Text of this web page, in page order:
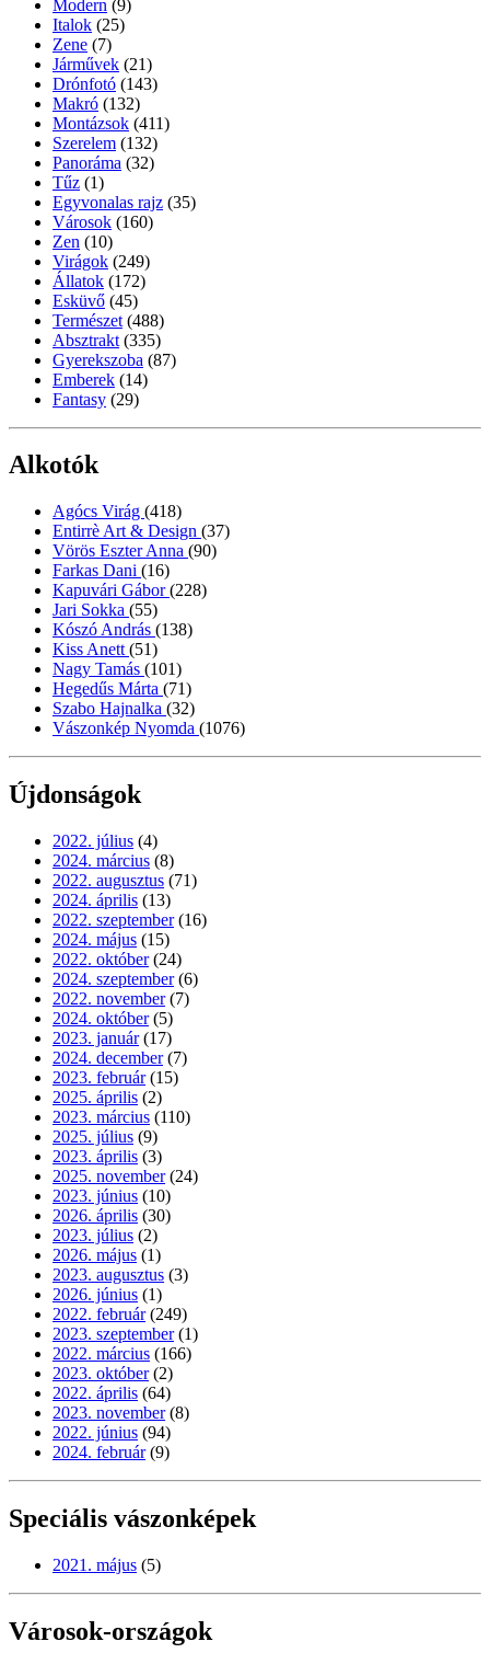
Modern (9)
Italok (25)
Zene (7)
Járművek (21)
Drónfotó (143)
Makró (132)
Montázsok (411)
Szerelem (132)
Panoráma (32)
Tűz (1)
Egyvonalas rajz (35)
Városok (160)
Zen (10)
Virágok (249)
Állatok (172)
Esküvő (45)
Természet (488)
Absztrakt (335)
Gyerekszoba (87)
Emberek (14)
Fantasy (29)
Alkotók
Agócs Virág (418)
Entirrè Art & Design (37)
Vörös Eszter Anna (90)
Farkas Dani (16)
Kapuvári Gábor(228)
Jari Sokka (55)
Kószó András (138)
Kiss Anett (51)
Nagy Tamás (101)
Hegedűs Márta (71)
Szabo Hajnalka (32)
Vászonkép Nyomda (1076)
Újdonságok
2022. július (4)
2024. március (8)
2022. augusztus (71)
2024. április (13)
2022. szeptember (16)
2024. május (15)
2022. október (24)
2024. szeptember (6)
2022. november (7)
2024. október (5)
2023. január (17)
2024. december (7)
2023. február (15)
2025. április (2)
2023. március (110)
2025. július (9)
2023. április (3)
2025. november (24)
2023. június (10)
2026. április (30)
2023. július (2)
2026. május (1)
2023. augusztus (3)
2026. június (1)
2022. február (249)
2023. szeptember (1)
2022. március (166)
2023. október (2)
2022. április (64)
2023. november (8)
2022. június (94)
2024. február (9)
Speciális vászonképek
2021. május (5)
Városok-országok